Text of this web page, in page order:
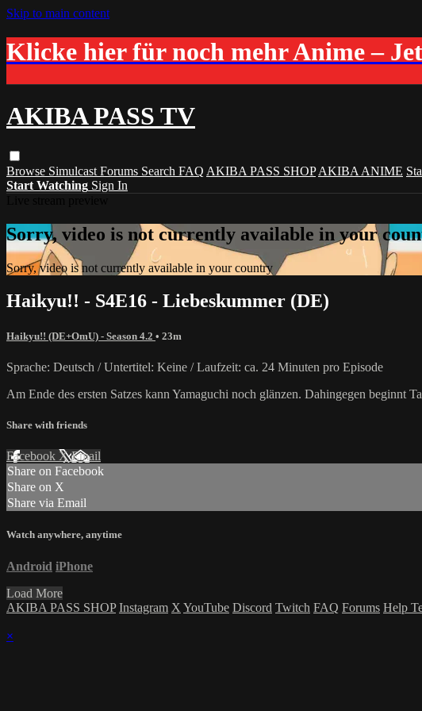
Skip to main content
Klicke hier für noch mehr Anime –
AKIBA PASS TV
Browse Simulcast Forums Search FAQ AKIBA PASS SHOP AKIBA ANIME
Start Watching Sign In
Sorry, video is not currently available in your
Sorry, video is not currently available in your country
Haikyu!! - S4E16 - Liebeskummer (DE)
Haikyu!! (DE+OmU) - Season 4.2 • 23m
Sprache: Deutsch / Untertitel: Keine / Laufzeit: ca. 24 Minuten pro Episode
Am Ende des ersten Satzes kann Yamaguchi noch glänzen. Dahingegen
Share with friends
Facebook XEmail
Share on Facebook
Share on X
Share via Email
Watch anywhere, anytime
Android iPhone
Load More
AKIBA PASS SHOP Instagram X YouTube Discord Twitch FAQ Forums Help
×